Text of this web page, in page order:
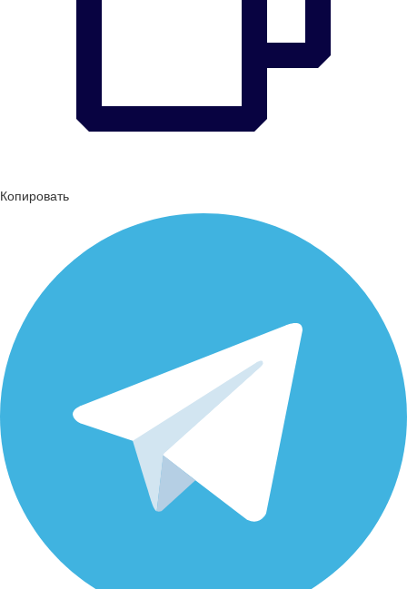
Копировать